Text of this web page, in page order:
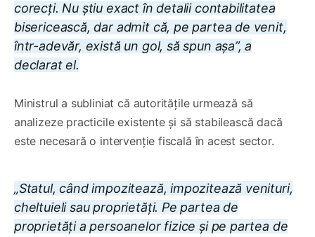
corecți. Nu știu exact în detalii contabilitatea
bisericească, dar admit că, pe partea de venit,
într-adevăr, există un gol, să spun așa”, a
declarat el.
Ministrul a subliniat că autoritățile urmează să
analizeze practicile existente și să stabilească dacă
este necesară o intervenție fiscală în acest sector.
„Statul, când impozitează, impozitează venituri,
cheltuieli sau proprietăți. Pe partea de
proprietăți a persoanelor fizice și pe partea de